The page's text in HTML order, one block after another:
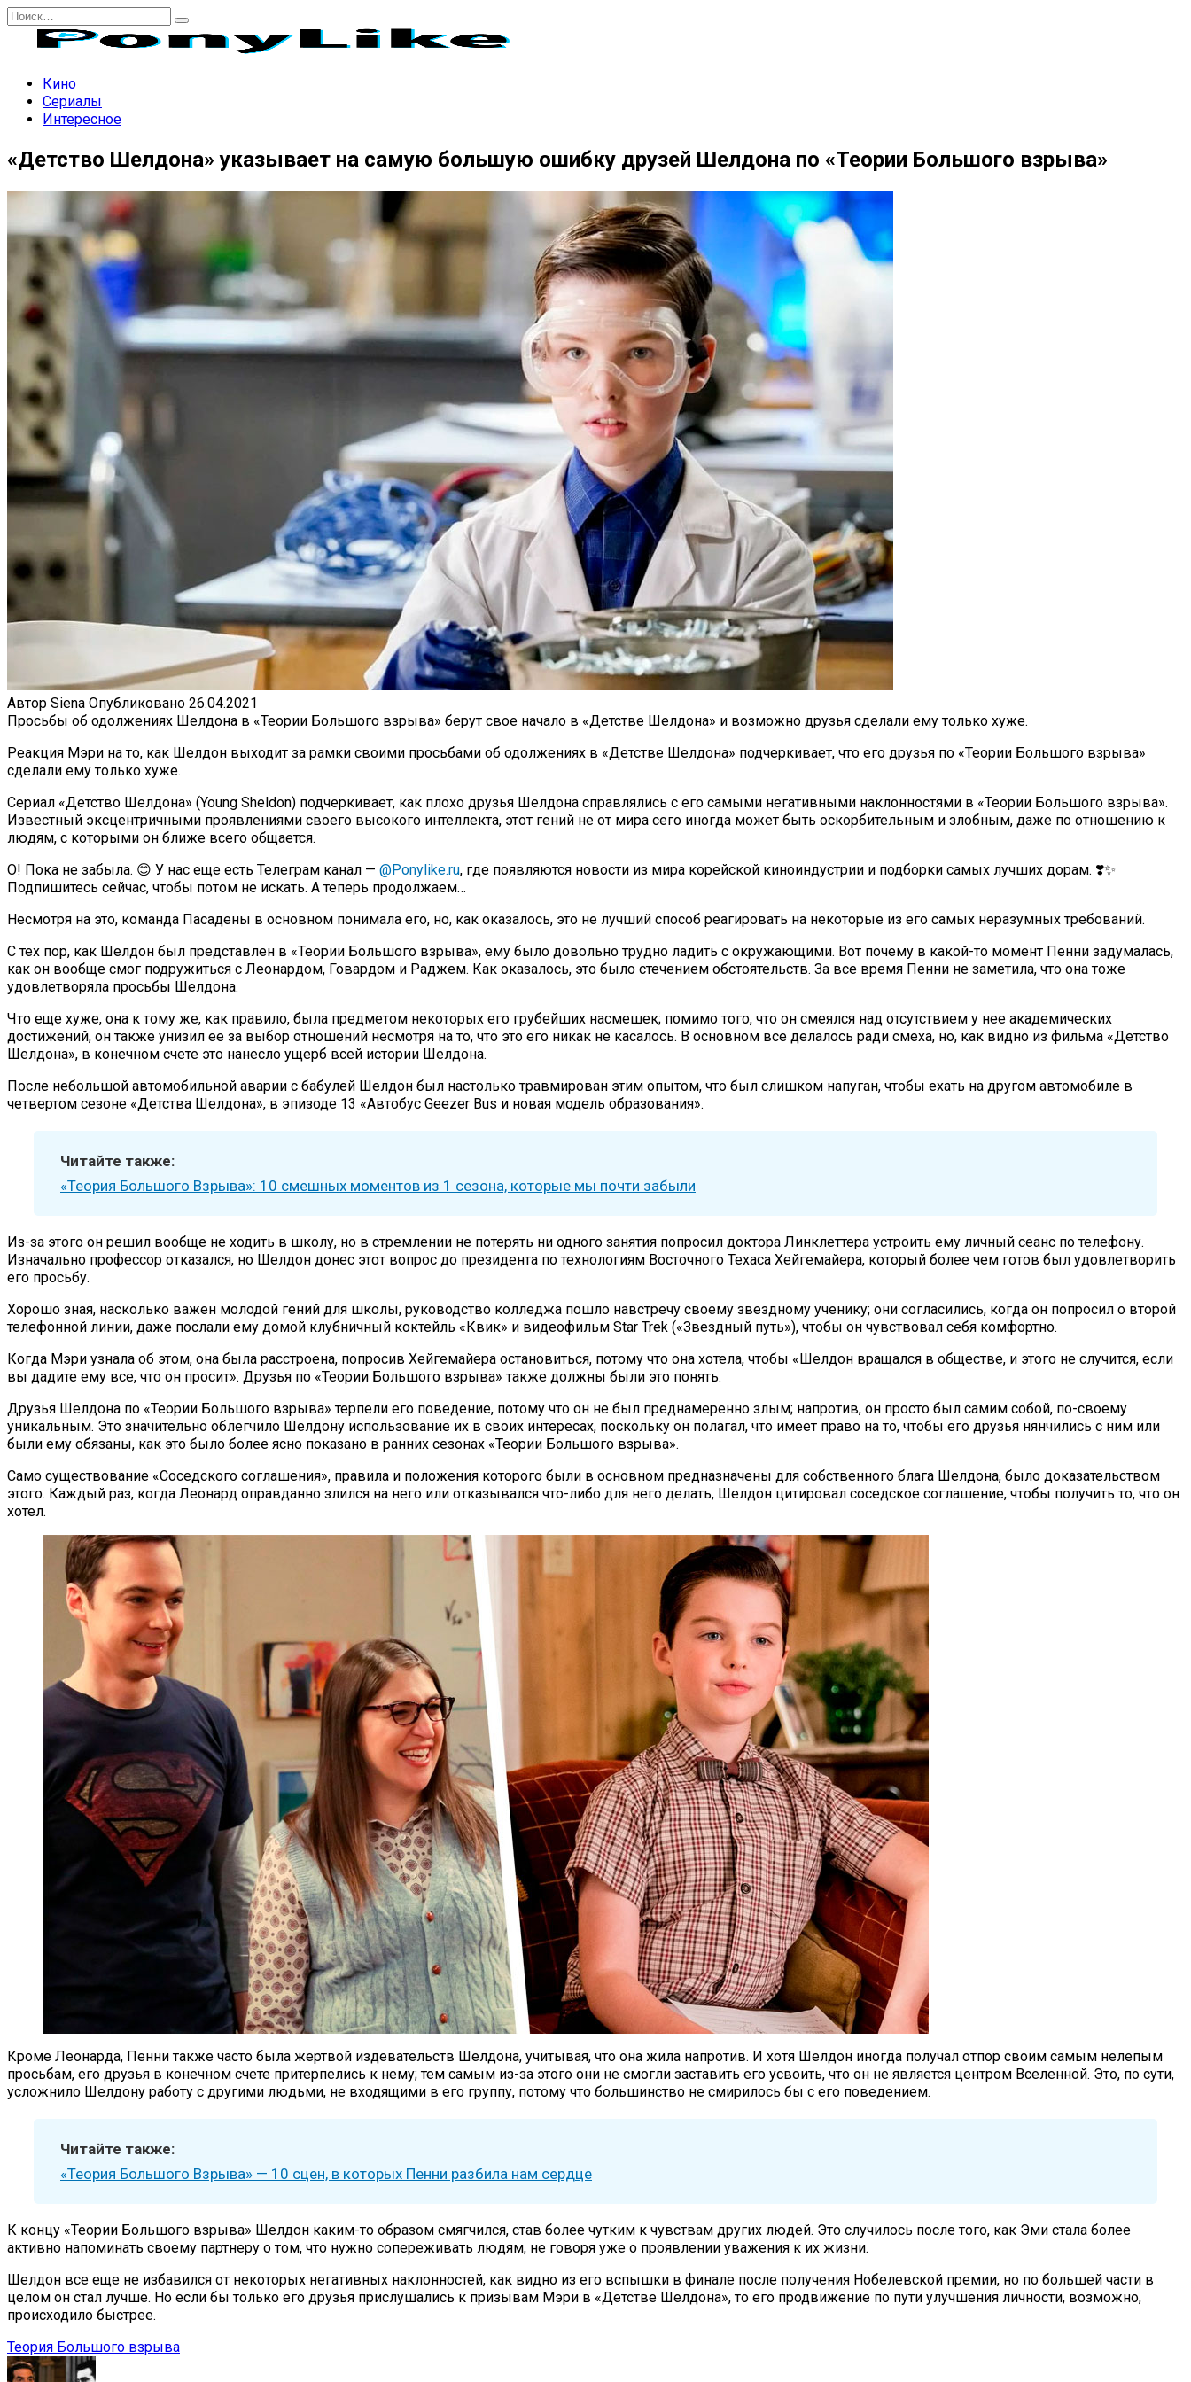
Перейти
содержанию
Search
Кино
Сериалы
Интересное
«Детство Шелдона» указывает на самую большую ошибку друзей Шелдона по «Теории Большого взрыва»
Автор Siena Опубликовано 26.04.2021
Просьбы об одолжениях Шелдона в «Теории Большого взрыва» берут свое начало в «Детстве Шелдона» и возможно друзья сделали ему только хуже.
Реакция Мэри на то, как Шелдон выходит за рамки своими просьбами об одолжениях в «Детстве Шелдона» подчеркивает, что его друзья по «Теории Большого взрыва»
сделали ему только хуже.
Сериал «Детство Шелдона» (Young Sheldon) подчеркивает, как плохо друзья Шелдона справлялись с его самыми негативными наклонностями в «Теории Большого взрыва».
Известный эксцентричными проявлениями своего высокого интеллекта, этот гений не от мира сего иногда может быть оскорбительным и злобным, даже по отношению к
людям, с которыми он ближе всего общается.
О! Пока не забыла. 😊 У нас еще есть Телеграм канал — @Ponylike.ru, где появляются новости из мира корейской киноиндустрии и подборки самых лучших дорам. ❣️✨
Подпишитесь сейчас, чтобы потом не искать. А теперь продолжаем…
Несмотря на это, команда Пасадены в основном понимала его, но, как оказалось, это не лучший способ реагировать на некоторые из его самых неразумных требований.
С тех пор, как Шелдон был представлен в «Теории Большого взрыва», ему было довольно трудно ладить с окружающими. Вот почему в какой-то момент Пенни задумалась,
как он вообще смог подружиться с Леонардом, Говардом и Раджем. Как оказалось, это было стечением обстоятельств. За все время Пенни не заметила, что она тоже
удовлетворяла просьбы Шелдона.
Что еще хуже, она к тому же, как правило, была предметом некоторых его грубейших насмешек; помимо того, что он смеялся над отсутствием у нее академических
достижений, он также унизил ее за выбор отношений несмотря на то, что это его никак не касалось. В основном все делалось ради смеха, но, как видно из фильма «Детство
Шелдона», в конечном счете это нанесло ущерб всей истории Шелдона.
После небольшой автомобильной аварии с бабулей Шелдон был настолько травмирован этим опытом, что был слишком напуган, чтобы ехать на другом автомобиле в
четвертом сезоне «Детства Шелдона», в эпизоде 13 «Автобус Geezer Bus и новая модель образования».
Читайте также:
«Теория Большого Взрыва»: 10 смешных моментов из 1 сезона, которые мы почти забыли
Из-за этого он решил вообще не ходить в школу, но в стремлении не потерять ни одного занятия попросил доктора Линклеттера устроить ему личный сеанс по телефону.
Изначально профессор отказался, но Шелдон донес этот вопрос до президента по технологиям Восточного Техаса Хейгемайера, который более чем готов был удовлетворить
его просьбу.
Хорошо зная, насколько важен молодой гений для школы, руководство колледжа пошло навстречу своему звездному ученику; они согласились, когда он попросил о второй
телефонной линии, даже послали ему домой клубничный коктейль «Квик» и видеофильм Star Trek («Звездный путь»), чтобы он чувствовал себя комфортно.
Когда Мэри узнала об этом, она была расстроена, попросив Хейгемайера остановиться, потому что она хотела, чтобы «Шелдон вращался в обществе, и этого не случится, если
вы дадите ему все, что он просит». Друзья по «Теории Большого взрыва» также должны были это понять.
Друзья Шелдона по «Теории Большого взрыва» терпели его поведение, потому что он не был преднамеренно злым; напротив, он просто был самим собой, по-своему
уникальным. Это значительно облегчило Шелдону использование их в своих интересах, поскольку он полагал, что имеет право на то, чтобы его друзья нянчились с ним или
были ему обязаны, как это было более ясно показано в ранних сезонах «Теории Большого взрыва».
Само существование «Соседского соглашения», правила и положения которого были в основном предназначены для собственного блага Шелдона, было доказательством
этого. Каждый раз, когда Леонард оправданно злился на него или отказывался что-либо для него делать, Шелдон цитировал соседское соглашение, чтобы получить то, что он
хотел.
Кроме Леонарда, Пенни также часто была жертвой издевательств Шелдона, учитывая, что она жила напротив. И хотя Шелдон иногда получал отпор своим самым нелепым
просьбам, его друзья в конечном счете притерпелись к нему; тем самым из-за этого они не смогли заставить его усвоить, что он не является центром Вселенной. Это, по сути,
усложнило Шелдону работу с другими людьми, не входящими в его группу, потому что большинство не смирилось бы с его поведением.
Читайте также:
«Теория Большого Взрыва» — 10 сцен, в которых Пенни разбила нам сердце
К концу «Теории Большого взрыва» Шелдон каким-то образом смягчился, став более чутким к чувствам других людей. Это случилось после того, как Эми стала более
активно напоминать своему партнеру о том, что нужно сопереживать людям, не говоря уже о проявлении уважения к их жизни.
Шелдон все еще не избавился от некоторых негативных наклонностей, как видно из его вспышки в финале после получения Нобелевской премии, но по большей части в
целом он стал лучше. Но если бы только его друзья прислушались к призывам Мэри в «Детстве Шелдона», то его продвижение по пути улучшения личности, возможно,
происходило быстрее.
Теория Большого взрыва